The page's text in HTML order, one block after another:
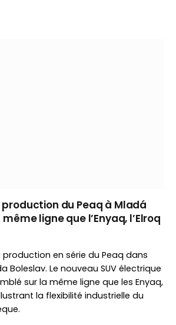
du Peaq à Mladá
ligne que l’Enyaq, l’Elroq
en série du Peaq dans
Boleslav. Le nouveau SUV électrique
sur la même ligne que les Enyaq,
la flexibilité industrielle du